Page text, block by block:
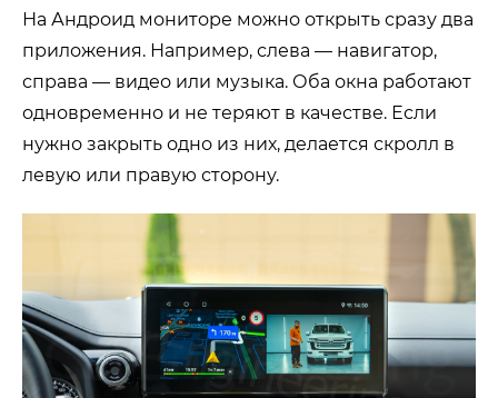
На Андроид мониторе можно открыть сразу два
приложения. Например, слева — навигатор,
справа — видео или музыка. Оба окна работают
одновременно и не теряют в качестве. Если
нужно закрыть одно из них, делается скролл в
левую или правую сторону.